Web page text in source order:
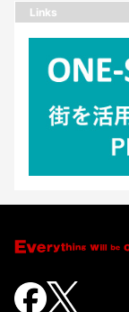
Links